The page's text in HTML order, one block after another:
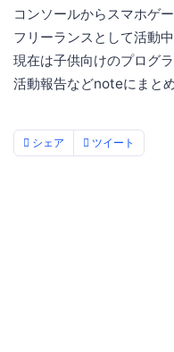
コンソールからスマホゲ
フリーランスとして活動中
現在は子供向けのプログ
活動報告などnoteにまとめ
シェア ツイート